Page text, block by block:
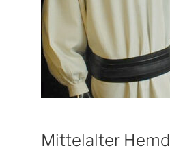
Mittelalter Hemd